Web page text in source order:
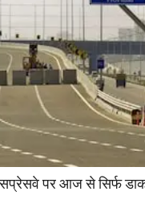
पर आज से सिर्फ